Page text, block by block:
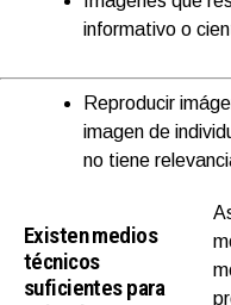
informativo o
Reproducir
imagen de
no tiene
Existen medios
técnicos
suficientes para